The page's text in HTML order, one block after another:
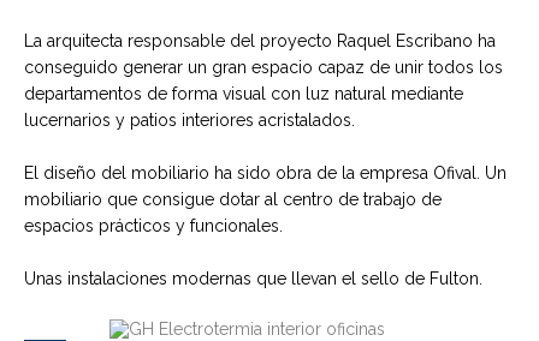
La arquitecta responsable del proyecto Raquel Escribano ha
conseguido generar un gran espacio capaz de unir todos los
departamentos de forma visual con luz natural mediante
lucernarios y patios interiores acristalados.
El diseño del mobiliario ha sido obra de la empresa Ofival. Un
mobiliario que consigue dotar al centro de trabajo de
espacios prácticos y funcionales.
Unas instalaciones modernas que llevan el sello de Fulton.